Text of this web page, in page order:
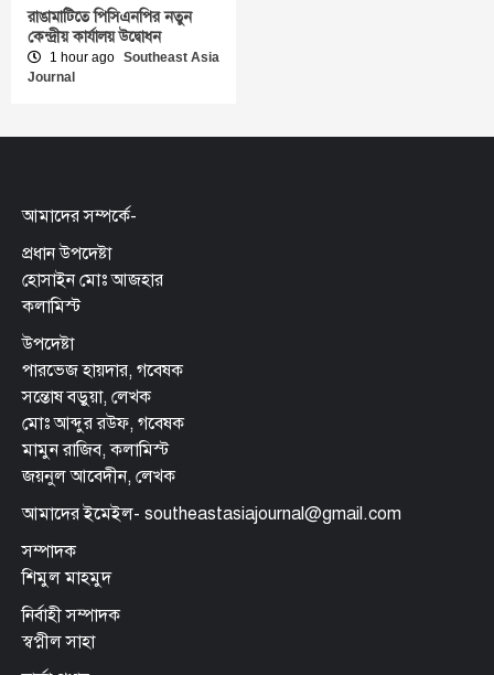
রাঙামাটিতে পিসিএনপির নতুন
কেন্দ্রীয় কার্যালয় উদ্বোধন
1 hour ago Southeast Asia
Journal
আমাদের সম্পর্কে-
প্রধান উপদেষ্টা
হোসাইন মোঃ আজহার
কলামিস্ট
উপদেষ্টা
পারভেজ হায়দার, গবেষক
সন্তোষ বড়ুয়া, লেখক
মোঃ আব্দুর রউফ, গবেষক
মামুন রাজিব, কলামিস্ট
জয়নুল আবেদীন, লেখক
আমাদের ইমেইল- southeastasiajournal@gmail.com
সম্পাদক
শিমুল মাহমুদ
নির্বাহী সম্পাদক
স্বপ্নীল সাহা